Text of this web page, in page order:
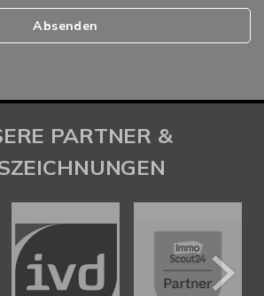
Absenden
PARTNER &